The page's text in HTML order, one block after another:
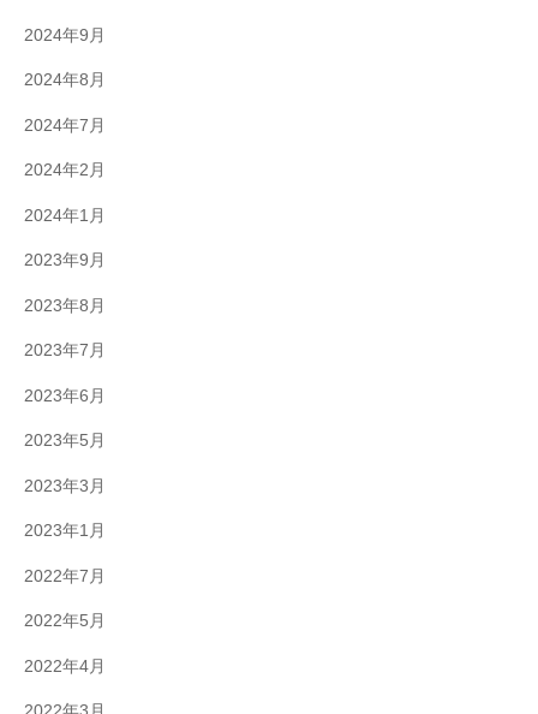
2024年9月
2024年8月
2024年7月
2024年2月
2024年1月
2023年9月
2023年8月
2023年7月
2023年6月
2023年5月
2023年3月
2023年1月
2022年7月
2022年5月
2022年4月